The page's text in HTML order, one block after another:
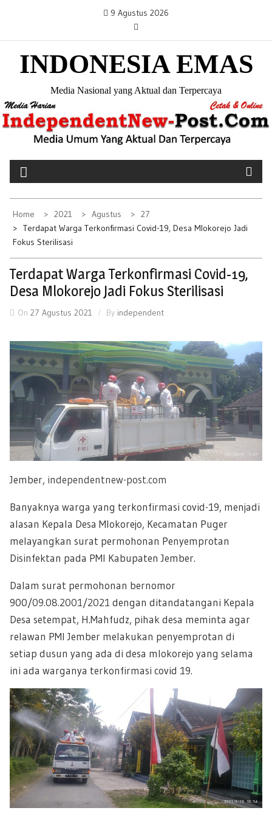
i
o
9 Agustus 2026
INDONESIA EMAS
Media Nasional yang Aktual dan Terpercaya
Home 2021 Agustus
27
Terdapat Warga Terkonfirmasi Covid-19, Desa Mlokorejo Jadi
Fokus Sterilisasi
Terdapat Warga Terkonfirmasi Covid-19,
Desa Mlokorejo Jadi Fokus Sterilisasi
On 27 Agustus 2021 By independent
Jember, independentnew-post.com
Banyaknya warga yang terkonfirmasi covid-19, menjadi
alasan Kepala Desa Mlokorejo, Kecamatan Puger
melayangkan surat permohonan Penyemprotan
Disinfektan pada PMI Kabupaten Jember.
Dalam surat permohonan bernomor
900/09.08.2001/2021 dengan ditandatangani Kepala
Desa setempat, H.Mahfudz, pihak desa meminta agar
relawan PMI Jember melakukan penyemprotan di
setiap dusun yang ada di desa mlokorejo yang selama
ini ada warganya terkonfirmasi covid 19.